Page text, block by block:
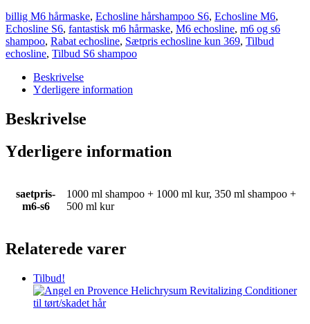
billig M6 hårmaske, Echosline hårshampoo S6, Echosline M6,
Echosline S6, fantastisk m6 hårmaske, M6 echosline, m6 og s6
shampoo, Rabat echosline, Sætpris echosline kun 369, Tilbud
echosline, Tilbud S6 shampoo
Beskrivelse
Yderligere information
Beskrivelse
Yderligere information
saetpris-
m6-s6
1000 ml shampoo + 1000 ml kur, 350 ml shampoo +
500 ml kur
Relaterede varer
Tilbud!